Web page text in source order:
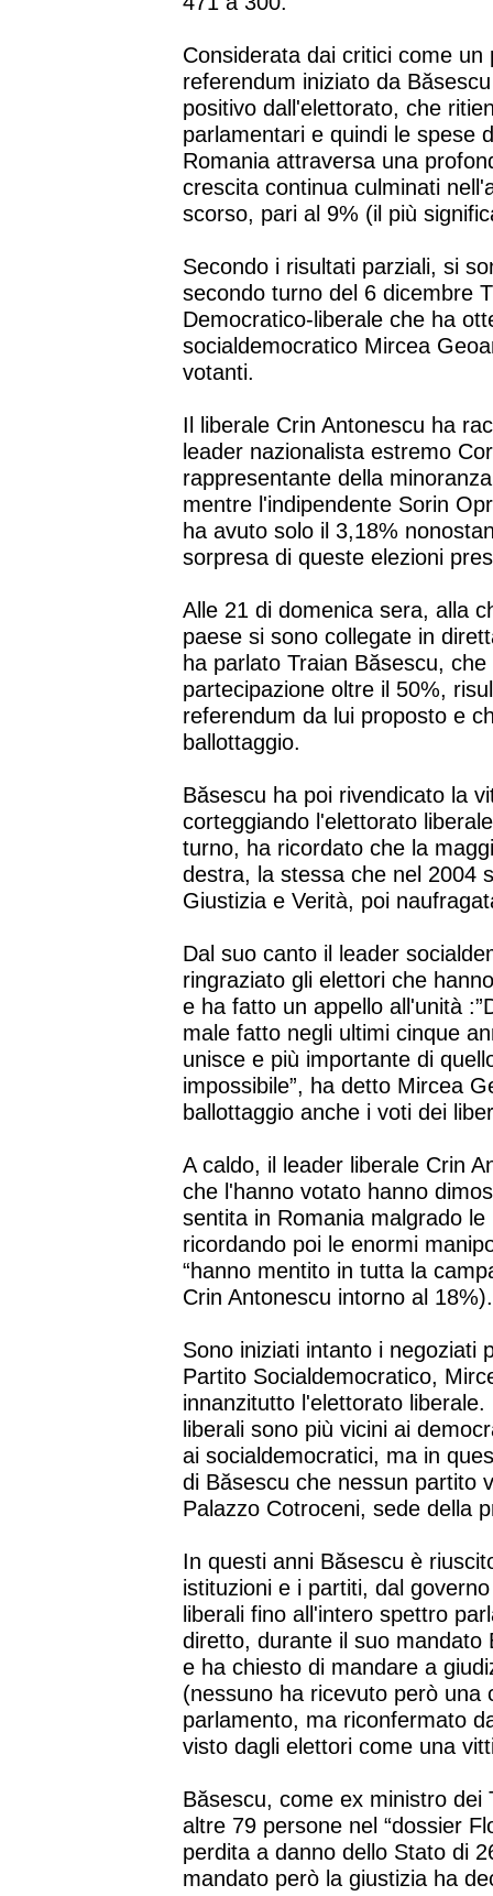
Considerata dai critici come
referendum iniziato da
positivo dall'elettorato, che
parlamentari e quindi le spese
Romania attraversa una
crescita continua culminati
scorso, pari al 9% (il più
Secondo i risultati parziali, si
secondo turno del 6 dicembre
Democratico-liberale che ha
socialdemocratico Mircea
votanti.
Il liberale Crin Antonescu ha
leader nazionalista estremo
rappresentante della
mentre l'indipendente Sorin
ha avuto solo il 3,18%
sorpresa di queste elezioni
Alle 21 di domenica sera, alla
paese si sono collegate in
ha parlato Traian Băsescu,
partecipazione oltre il 50%,
referendum da lui proposto e
ballottaggio.
Băsescu ha poi rivendicato la
corteggiando l'elettorato
turno, ha ricordato che la
destra, la stessa che nel 2004
Giustizia e Verità, poi
Dal suo canto il leader
ringraziato gli elettori che
e ha fatto un appello all'unità
male fatto negli ultimi cinque
unisce e più importante di
impossibile”, ha detto Mircea
ballottaggio anche i voti dei
A caldo, il leader liberale Crin
che l'hanno votato hanno
sentita in Romania malgrado
ricordando poi le enormi
“hanno mentito in tutta la
Crin Antonescu intorno al 18%).
Sono iniziati intanto i negoziati
Partito Socialdemocratico,
innanzitutto l'elettorato
liberali sono più vicini ai
ai socialdemocratici, ma in
di Băsescu che nessun partito
Palazzo Cotroceni, sede della
In questi anni Băsescu è
istituzioni e i partiti, dal
liberali fino all'intero spettro
diretto, durante il suo mandato
e ha chiesto di mandare a
(nessuno ha ricevuto però una
parlamento, ma riconfermato
visto dagli elettori come una
Băsescu, come ex ministro
altre 79 persone nel “dossier
perdita a danno dello Stato di
mandato però la giustizia ha